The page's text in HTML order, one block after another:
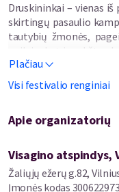
Druskininkai – vienas
skirtingų pasaulio
tautybių žmonės,
poilsio, bet ir aukštos
renginių. Tarptautinis
SANKRYŽA“ – tai
mieste, dovanojantis
poilsiautojų derina savo
„Druskininkų
susitikimai su teatro
30). Festivalis sulaukė
Plačiau
Visi festivalio renginiai
Apie organizatorių
Visagino atspindys,
Žaliųjų ežerų g.82,
Įmonės kodas 300622973